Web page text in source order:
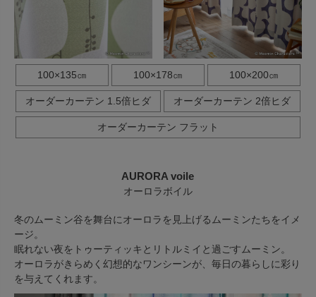
100×135㎝ 100×178㎝ 100×200㎝
オーダーカーテン 1.5倍ヒダ オーダーカーテン 2倍ヒダ
オーダーカーテン フラット
AURORA voile
オーロラボイル
冬のムーミン谷を舞台にオーロラを見上げるムーミンたちをイメ
ージ。
眠れない夜をトゥーティッキとリトルミイと過ごすムーミン。
オーロラがきらめく幻想的なワンシーンが、毎日の暮らしに彩り
を与えてくれます。